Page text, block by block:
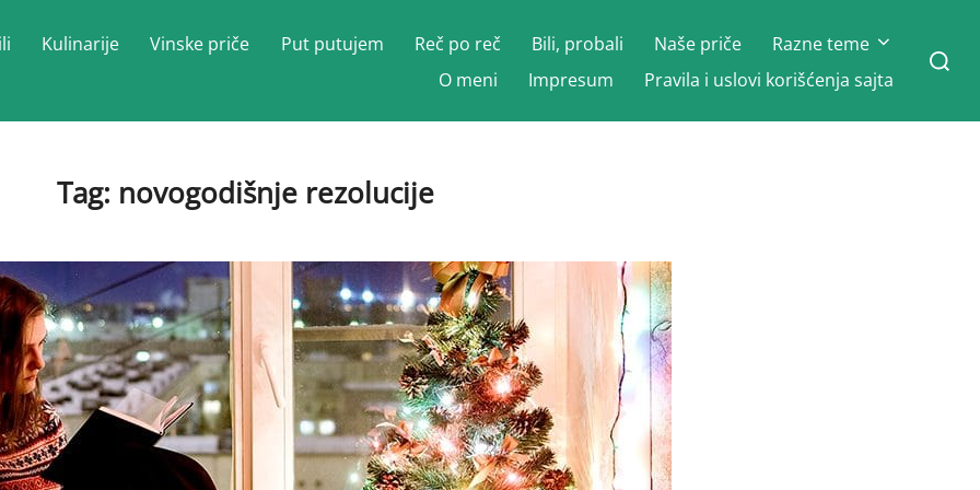
Kulinarije Vinske priče Put putujem Reč po reč Bili, probali Naše priče
Razne teme
O meni
Impresum Pravila i uslovi korišćenja sajta
Search
for:
Tag: novogodišnje rezolucije